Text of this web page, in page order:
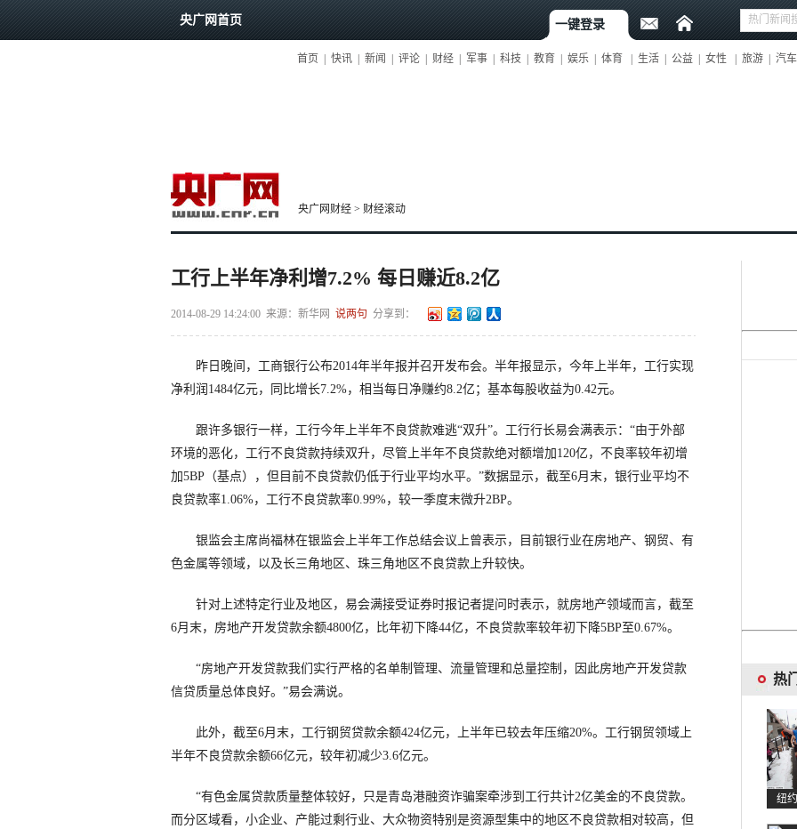
央广网首页 一键登录
首页 快讯 新闻 评论 财经 军事 科技 教育 娱乐 体育 生活 公益 女性 旅游 汽车
央广网财经 > 财经滚动
工行上半年净利增7.2% 每日赚近8.2亿
2014-08-29 14:24:00 来源： 新华网 说两句 分享到：
昨日晚间，工商银行公布2014年半年报并召开发布会。半年报显示，今年上半年，工行实现
净利润1484亿元，同比增长7.2%，相当每日净赚约8.2亿；基本每股收益为0.42元。
跟许多银行一样，工行今年上半年不良贷款难逃“双升”。工行行长易会满表示：“由于外部
环境的恶化，工行不良贷款持续双升，尽管上半年不良贷款绝对额增加120亿，不良率较年初增
加5BP（基点），但目前不良贷款仍低于行业平均水平。”数据显示，截至6月末，银行业平均不
良贷款率1.06%，工行不良贷款率0.99%，较一季度末微升2BP。
银监会主席尚福林在银监会上半年工作总结会议上曾表示，目前银行业在房地产、钢贸、有
色金属等领域，以及长三角地区、珠三角地区不良贷款上升较快。
针对上述特定行业及地区，易会满接受证券时报记者提问时表示，就房地产领域而言，截至
6月末，房地产开发贷款余额4800亿，比年初下降44亿，不良贷款率较年初下降5BP至0.67%。
“房地产开发贷款我们实行严格的名单制管理、流量管理和总量控制，因此房地产开发贷款
信贷质量总体良好。”易会满说。
此外，截至6月末，工行钢贸贷款余额424亿元，上半年已较去年压缩20%。工行钢贸领域上
半年不良贷款余额66亿元，较年初减少3.6亿元。
“有色金属贷款质量整体较好，只是青岛港融资诈骗案牵涉到工行共计2亿美金的不良贷款。
而分区域看，小企业、产能过剩行业、大众物资特别是资源型集中的地区不良贷款相对较高，但
热
纽